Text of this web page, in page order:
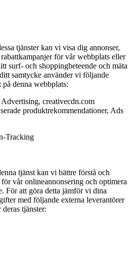
tjänster kan vi visa dig annonser,
för vår webbplats eller
surf- och shoppingbeteende och mäta
samtycke använder vi följande
denna webbplats:
creativecdn.com
produktrekommendationer, Ads
Tracking
tjänst kan vi bättre förstå och
vår onlineannonsering och optimera
För att göra detta jämför vi dina
med följande externa leverantörer
tjänster: